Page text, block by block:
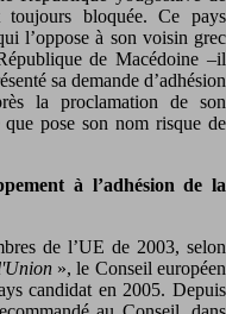
bloquée. Ce pays
l’oppose à son voisin grec
de Macédoine –il
sa demande d’adhésion
la proclamation de son
pose son nom risque de
à l’adhésion de la
de l’UE de 2003, selon
», le Conseil européen
candidat en 2005. Depuis